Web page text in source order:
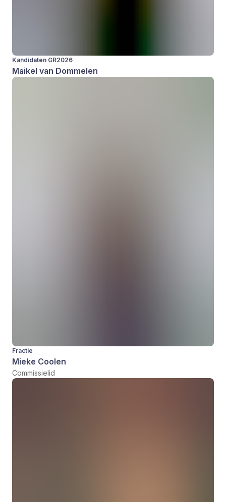
Kandidaten GR2026
Maikel van Dommelen
Fractie
Mieke Coolen
Commissielid